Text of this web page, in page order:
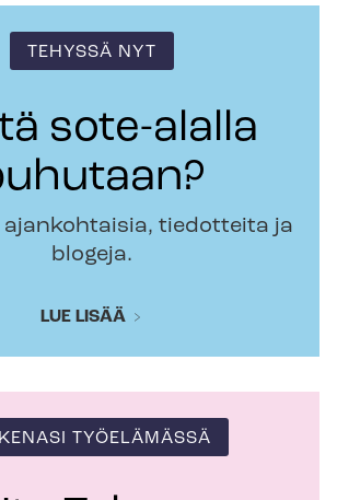
TEHYSSÄ NYT
sote-alalla
ajankohtaisia, tiedotteita ja
blogeja.
LUE LISÄÄ
TYÖELÄMÄSSÄ